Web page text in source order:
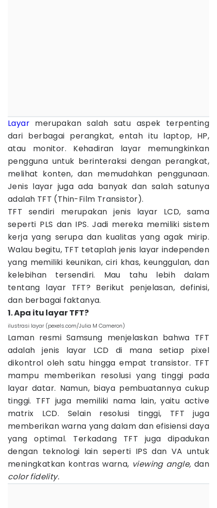
Layar merupakan salah satu aspek terpenting
dari berbagai perangkat, entah itu laptop, HP,
atau monitor. Kehadiran layar memungkinkan
pengguna untuk berinteraksi dengan perangkat,
melihat konten, dan memudahkan penggunaan.
Jenis layar juga ada banyak dan salah satunya
adalah TFT (Thin-Film Transistor).
TFT sendiri merupakan jenis layar LCD, sama
seperti PLS dan IPS. Jadi mereka memiliki sistem
kerja yang serupa dan kualitas yang agak mirip.
Walau begitu, TFT tetaplah jenis layar independen
yang memiliki keunikan, ciri khas, keunggulan, dan
kelebihan tersendiri. Mau tahu lebih dalam
tentang layar TFT? Berikut penjelasan, definisi,
dan berbagai faktanya.
1. Apa itu layar TFT?
ilustrasi layar (pexels.com/Julia M Cameron)
Laman resmi Samsung menjelaskan bahwa TFT
adalah jenis layar LCD di mana setiap pixel
dikontrol oleh satu hingga empat transistor. TFT
mampu memberikan resolusi yang tinggi pada
layar datar. Namun, biaya pembuatannya cukup
tinggi. TFT juga memiliki nama lain, yaitu active
matrix LCD. Selain resolusi tinggi, TFT juga
memberikan warna yang dalam dan efisiensi daya
yang optimal. Terkadang TFT juga dipadukan
dengan teknologi lain seperti IPS dan VA untuk
meningkatkan kontras warna, viewing angle, dan
color fidelity.